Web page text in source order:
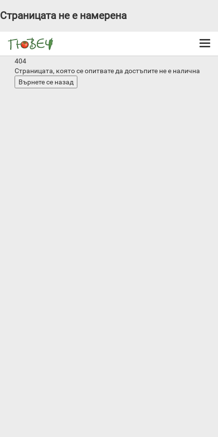
Страницата не е намерена
404
Страницата, която се опитвате да достъпите не е налична
Върнете се назад